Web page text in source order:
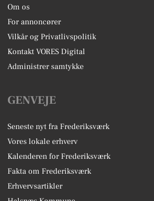
Om os
For annoncører
Vilkår og Privatlivspolitik
Kontakt VORES Digital
Administrer samtykke
GENVEJE
Seneste nyt fra Frederiksværk
Vores lokale erhverv
Kalenderen for Frederiksværk
Fakta om Frederiksværk
Erhvervsartikler